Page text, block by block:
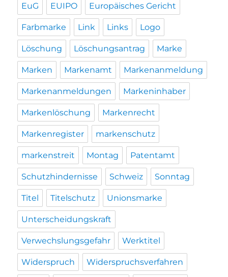
EuG EUIPO Europäisches Gericht
Farbmarke Link Links Logo
Löschung Löschungsantrag Marke
Marken Markenamt Markenanmeldung
Markenanmeldungen Markeninhaber
Markenlöschung Markenrecht
Markenregister markenschutz
markenstreit Montag Patentamt
Schutzhindernisse Schweiz Sonntag
Titel Titelschutz Unionsmarke
Unterscheidungskraft
Verwechslungsgefahr Werktitel
Widerspruch Widerspruchsverfahren